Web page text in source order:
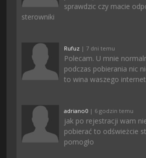
sprawdzic czy macie
sterowniki
Rufuz | 7 dni temu
Polecam. U mnie
podczas pobierania nic
to wina waszego
adriano0 | 6 godzin temu
jak po rejestracji wam
pobierać to odświeżcie
pomogło